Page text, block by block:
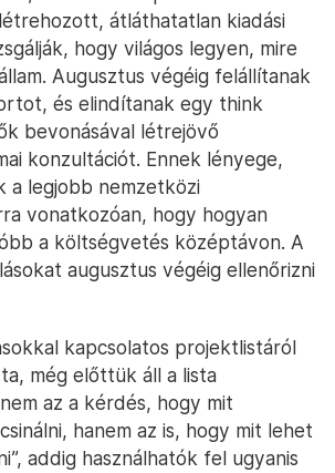
átláthatatlan kiadási
hogy világos legyen, mire
Augusztus végéig felállítanak
és elindítanak egy think
bevonásával létrejövő
konzultációt. Ennek lényege,
a legjobb nemzetközi
vonatkozóan, hogy hogyan
a költségvetés középtávon. A
augusztus végéig ellenőrizni
kapcsolatos projektlistáról
még előttük áll a lista
az a kérdés, hogy mit
hanem az is, hogy mit lehet
addig használhatók fel ugyanis